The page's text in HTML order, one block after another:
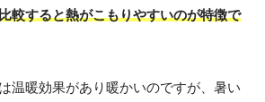
較すると熱がこもりやすいのが特徴で
温暖効果があり暖かいのですが、暑い